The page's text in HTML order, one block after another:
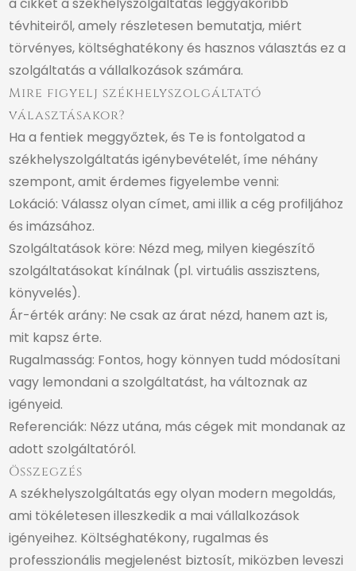
a cikket a székhelyszolgáltatás leggyakoribb
tévhiteiről, amely részletesen bemutatja, miért
törvényes, költséghatékony és hasznos választás ez a
szolgáltatás a vállalkozások számára.
Mire figyelj székhelyszolgáltató
választásakor?
Ha a fentiek meggyőztek, és Te is fontolgatod a
székhelyszolgáltatás igénybevételét, íme néhány
szempont, amit érdemes figyelembe venni:
Lokáció: Válassz olyan címet, ami illik a cég profiljához
és imázsához.
Szolgáltatások köre: Nézd meg, milyen kiegészítő
szolgáltatásokat kínálnak (pl. virtuális asszisztens,
könyvelés).
Ár-érték arány: Ne csak az árat nézd, hanem azt is,
mit kapsz érte.
Rugalmasság: Fontos, hogy könnyen tudd módosítani
vagy lemondani a szolgáltatást, ha változnak az
igényeid.
Referenciák: Nézz utána, más cégek mit mondanak az
adott szolgáltatóról.
Összegzés
A székhelyszolgáltatás egy olyan modern megoldás,
ami tökéletesen illeszkedik a mai vállalkozások
igényeihez. Költséghatékony, rugalmas és
professzionális megjelenést biztosít, miközben leveszi